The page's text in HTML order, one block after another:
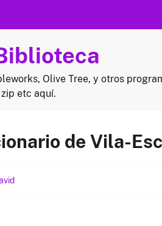
Olive Tree, y otros
etc aquí.
de Vila-